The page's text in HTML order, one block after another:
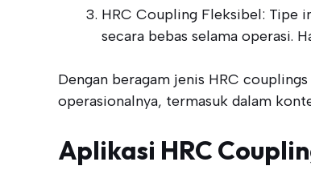
HRC Coupling Fleksibel: Tipe
secara bebas selama operasi.
Dengan beragam jenis HRC
operasionalnya, termasuk dalam
Aplikasi HRC